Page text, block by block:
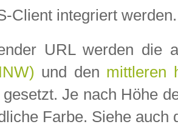
Client integriert werden.
URL werden die
und den mittleren
Je nach Höhe
Farbe. Siehe auch